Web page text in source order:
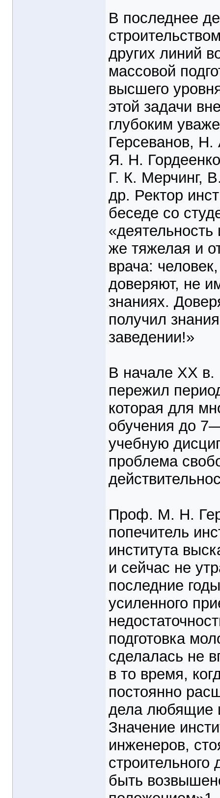
В последнее
других линий
массовой
высшего
этой задачи
глубоким
Герсеванов,
Я. Н.
Г. К. Мерчинг,
др. Ректор
беседе со
же тяжелая и
врача:
доверяют, не
знаниях.
получил
заведении!»
В начале XX в.
пережил
которая для
обучения до
учебную
проблема
Проф. М. Н.
попечитель
института
и сейчас не
последние
усиленного
подготовка
сделалась не
в то время,
постоянно
дела любящие
Значение
инженеров,
быть